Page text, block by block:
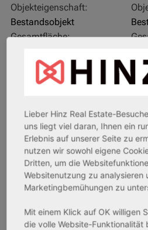
Objekteigenschaft:
Bestandsobjekt
Gesamtfläche:
Gesamtpreis:
AfA Degressive 5,00 %
Lieber Hinz Real Estate-
uns liegt viel daran, Ihnen ein
Erlebnis auf unserer Seite zu
nutzen wir sowohl eigene
Dritten, um die
Websitenutzung zu analysieren
Marketingbemühungen zu
Mit einem Klick auf OK willigen
die volle Website-Funktionalität